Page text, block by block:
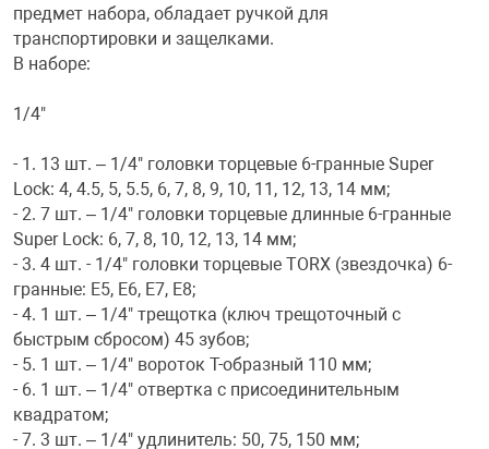
предмет набора, обладает ручкой для
транспортировки и защелками.
В наборе:
1/4"
- 1. 13 шт. – 1/4" головки торцевые 6-гранные Super
Lock: 4, 4.5, 5, 5.5, 6, 7, 8, 9, 10, 11, 12, 13, 14 мм;
- 2. 7 шт. – 1/4" головки торцевые длинные 6-гранные
Super Lock: 6, 7, 8, 10, 12, 13, 14 мм;
- 3. 4 шт. - 1/4" головки торцевые TORX (звездочка) 6-
гранные: Е5, Е6, Е7, Е8;
- 4. 1 шт. – 1/4" трещотка (ключ трещоточный с
быстрым сбросом) 45 зубов;
- 5. 1 шт. – 1/4" вороток Т-образный 110 мм;
- 6. 1 шт. – 1/4" отвертка с присоединительным
квадратом;
- 7. 3 шт. – 1/4" удлинитель: 50, 75, 150 мм;